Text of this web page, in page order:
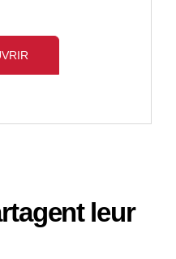
leur